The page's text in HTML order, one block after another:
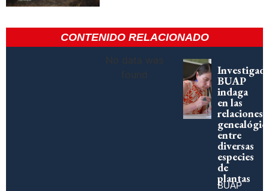
CONTENIDO RELACIONADO
No data was
found
BUAP
indaga
en las
relaciones
entre
diversas
especies
de
plantas
BUAP